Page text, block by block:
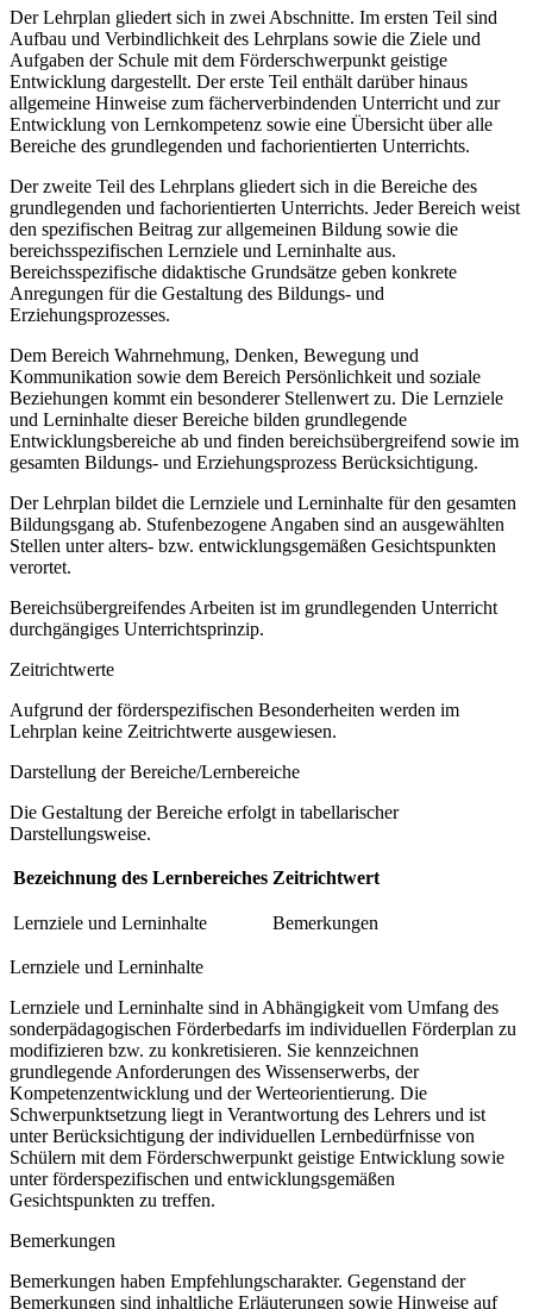
Der Lehrplan gliedert sich in zwei Abschnitte. Im ersten Teil sind
Aufbau und Verbindlichkeit des Lehrplans sowie die Ziele und
Aufgaben der Schule mit dem Förderschwerpunkt geistige
Entwicklung dargestellt. Der erste Teil enthält darüber hinaus
allgemeine Hinweise zum fächerverbindenden Unterricht und zur
Entwicklung von Lernkompetenz sowie eine Übersicht über alle
Bereiche des grundlegenden und fachorientierten Unterrichts.
Der zweite Teil des Lehrplans gliedert sich in die Bereiche des
grundlegenden und fachorientierten Unterrichts. Jeder Bereich weist
den spezifischen Beitrag zur allgemeinen Bildung sowie die
bereichsspezifischen Lernziele und Lerninhalte aus.
Bereichsspezifische didaktische Grundsätze geben konkrete
Anregungen für die Gestaltung des Bildungs- und
Erziehungsprozesses.
Dem Bereich Wahrnehmung, Denken, Bewegung und
Kommunikation sowie dem Bereich Persönlichkeit und soziale
Beziehungen kommt ein besonderer Stellenwert zu. Die Lernziele
und Lerninhalte dieser Bereiche bilden grundlegende
Entwicklungsbereiche ab und finden bereichsübergreifend sowie im
gesamten Bildungs- und Erziehungsprozess Berücksichtigung.
Der Lehrplan bildet die Lernziele und Lerninhalte für den gesamten
Bildungsgang ab. Stufenbezogene Angaben sind an ausgewählten
Stellen unter alters- bzw. entwicklungsgemäßen Gesichtspunkten
verortet.
Bereichsübergreifendes Arbeiten ist im grundlegenden Unterricht
durchgängiges Unterrichtsprinzip.
Zeitrichtwerte
Aufgrund der förderspezifischen Besonderheiten werden im
Lehrplan keine Zeitrichtwerte ausgewiesen.
Darstellung der Bereiche/Lernbereiche
Die Gestaltung der Bereiche erfolgt in tabellarischer
Darstellungsweise.
Bezeichnung des Lernbereiches Zeitrichtwert
Lernziele und Lerninhalte Bemerkungen
Lernziele und Lerninhalte
Lernziele und Lerninhalte sind in Abhängigkeit vom Umfang des
sonderpädagogischen Förderbedarfs im individuellen Förderplan zu
modifizieren bzw. zu konkretisieren. Sie kennzeichnen
grundlegende Anforderungen des Wissenserwerbs, der
Kompetenzentwicklung und der Werteorientierung. Die
Schwerpunktsetzung liegt in Verantwortung des Lehrers und ist
unter Berücksichtigung der individuellen Lernbedürfnisse von
Schülern mit dem Förderschwerpunkt geistige Entwicklung sowie
unter förderspezifischen und entwicklungsgemäßen
Gesichtspunkten zu treffen.
Bemerkungen
Bemerkungen haben Empfehlungscharakter. Gegenstand der
Bemerkungen sind inhaltliche Erläuterungen sowie Hinweise auf